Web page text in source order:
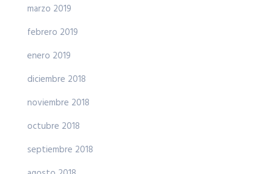
marzo 2019
febrero 2019
enero 2019
diciembre 2018
noviembre 2018
octubre 2018
septiembre 2018